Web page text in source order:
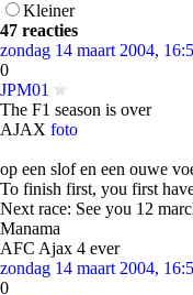
Kleiner
47 reacties
zondag 14 maart 2004,
0
JPM01
The F1 season is over
AJAX foto
op een slof en een ouwe
To finish first, you first
Next race: See you 12
Manama
AFC Ajax 4 ever
zondag 14 maart 2004,
0